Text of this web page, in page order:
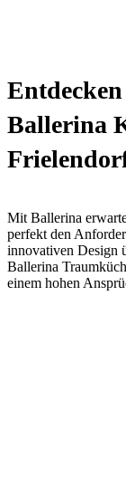
Ballerina
Mit Ballerina
perfekt den
innovativen Design
Ballerina
einem hohen